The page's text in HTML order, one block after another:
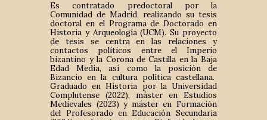
Es contratado predoctoral por la
Comunidad de Madrid, realizando su tesis
doctoral en el Programa de Doctorado en
Historia y Arqueología (UCM). Su proyecto
de tesis se centra en las relaciones y
contactos políticos entre el Imperio
bizantino y la Corona de Castilla en la Baja
Edad Media, así como la posición de
Bizancio en la cultura política castellana.
Graduado en Historia por la Universidad
Complutense (2022), máster en Estudios
Medievales (2023) y máster en Formación
del Profesorado en Educación Secundaria